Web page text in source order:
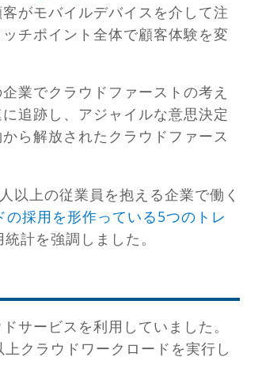
がモバイルデバイスを介して注
チポイント全体で顧客体験を変
業でクラウドファーストの考え
追跡し、アジャイルな意思決定
ら解放されたクラウドファース
以上の従業員を抱える企業で働く
採用を形作っている5つのトレ
計を強調しました。
サービスを利用していました。
クラウドワークロードを実行し